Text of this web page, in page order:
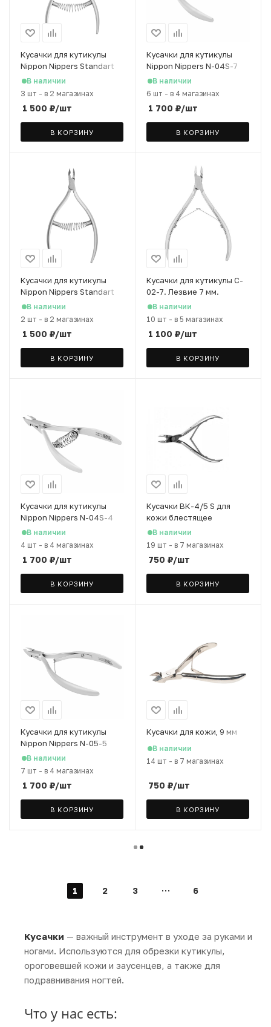
Кусачки для кутикулы
Nippon Nippers Standart
NS-04S-6 японская сталь,
6 мм
В наличии
3 шт - в 2 магазинах
1 500 ₽/шт
В КОРЗИНУ
Кусачки для кутикулы
Nippon Nippers N-04S-7
японская сталь, 7 мм
В наличии
6 шт - в 4 магазинах
1 700 ₽/шт
В КОРЗИНУ
Кусачки для кутикулы
Nippon Nippers Standart
NS-05S-6 японская сталь,
6 мм
В наличии
2 шт - в 2 магазинах
1 500 ₽/шт
В КОРЗИНУ
Кусачки для кутикулы C-
02-7. Лезвие 7 мм.
Двойная пружина. Ручная
заточка.
В наличии
10 шт - в 5 магазинах
1 100 ₽/шт
В КОРЗИНУ
Кусачки для кутикулы
Nippon Nippers N-04S-4
японская сталь, 4 мм
В наличии
4 шт - в 4 магазинах
1 700 ₽/шт
В КОРЗИНУ
Кусачки ВК-4/5 S для
кожи блестящее
покрытие, 5 мм
В наличии
19 шт - в 7 магазинах
750 ₽/шт
В КОРЗИНУ
Кусачки для кутикулы
Nippon Nippers N-05-5
японская сталь, 5 мм
В наличии
7 шт - в 4 магазинах
1 700 ₽/шт
В КОРЗИНУ
Кусачки для кожи, 9 мм
В наличии
14 шт - в 7 магазинах
750 ₽/шт
В КОРЗИНУ
1 2 3 6
Кусачки — важный инструмент в уходе за руками и
ногами. Используются для обрезки кутикулы,
ороговевшей кожи и заусенцев, а также для
подравнивания ногтей.
Что у нас есть: